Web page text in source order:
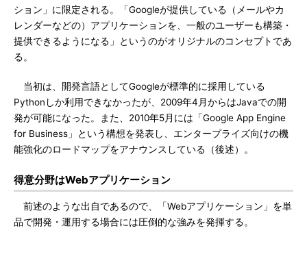
ション」に限定される。「Googleが提供している（メールやカ
レンダーなどの）アプリケーションを、一般のユーザーも構築・
提供できるようになる」というのがオリジナルのコンセプトであ
る。
当初は、開発言語としてGoogleが標準的に採用している
Pythonしか利用できなかったが、2009年4月からはJavaでの開
発が可能になった。また、2010年5月には「Google App Engine
for Business」という構想を発表し、エンタープライズ向けの機
能強化のロードマップをアナウンスしている（後述）。
得意分野はWebアプリケーション
前述のような出自であるので、「Webアプリケーション」を単
品で開発・運用する場合には圧倒的な強みを発揮する。